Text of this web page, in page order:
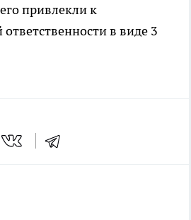
привлекли к
в виде 3